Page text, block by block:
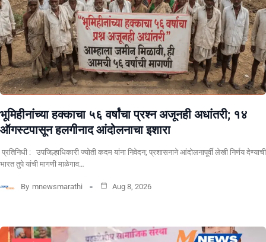
भूमिहीनांच्या हक्काचा ५६ वर्षांचा प्रश्न अजूनही अधांतरी; १४
ऑगस्टपासून हलगीनाद आंदोलनाचा इशारा
प्रतिनिधी : उपजिल्हाधिकारी ज्योती कदम यांना निवेदन; प्रशासनाने आंदोलनापूर्वी लेखी निर्णय देण्याची
भारत तुपे यांची मागणी माळेगाव…
By mnewsmarathi Aug 8, 2026